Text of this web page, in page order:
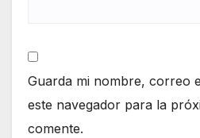
Guarda mi nombre, correo
este navegador para la
comente.